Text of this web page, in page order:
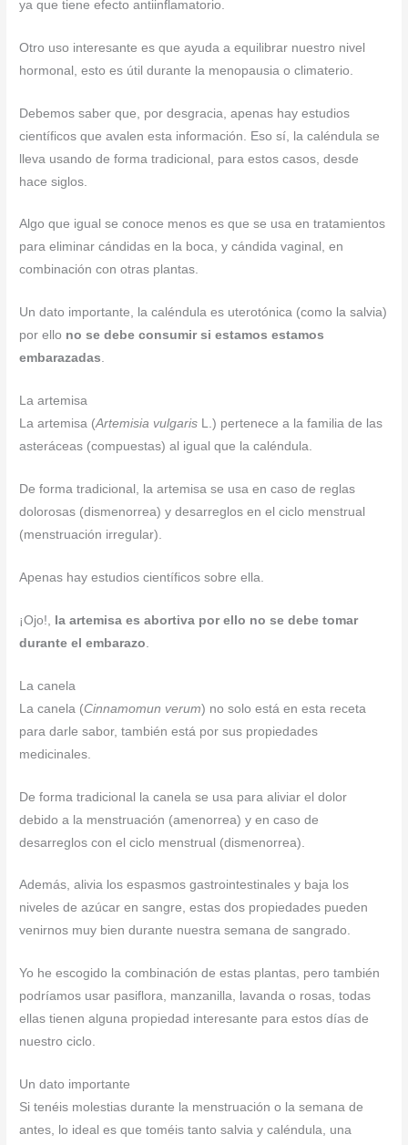
ya que tiene efecto antiinflamatorio.
Otro uso interesante es que ayuda a equilibrar nuestro nivel
hormonal, esto es útil durante la menopausia o climaterio.
Debemos saber que, por desgracia, apenas hay estudios
científicos que avalen esta información. Eso sí, la caléndula se
lleva usando de forma tradicional, para estos casos, desde
hace siglos.
Algo que igual se conoce menos es que se usa en tratamientos
para eliminar cándidas en la boca, y cándida vaginal, en
combinación con otras plantas.
Un dato importante, la caléndula es uterotónica (como la salvia)
por ello no se debe consumir si estamos estamos
embarazadas.
La artemisa
La artemisa (Artemisia vulgaris L.) pertenece a la familia de las
asteráceas (compuestas) al igual que la caléndula.
De forma tradicional, la artemisa se usa en caso de reglas
dolorosas (dismenorrea) y desarreglos en el ciclo menstrual
(menstruación irregular).
Apenas hay estudios científicos sobre ella.
¡Ojo!,
la artemisa es abortiva por ello no se debe tomar
durante el embarazo
La canela
La canela (Cinnamomun verum) no solo está en esta receta
para darle sabor, también está por sus propiedades
medicinales.
De forma tradicional la canela se usa para aliviar el dolor
debido a la menstruación (amenorrea) y en caso de
desarreglos con el ciclo menstrual (dismenorrea).
Además, alivia los espasmos gastrointestinales y baja los
niveles de azúcar en sangre, estas dos propiedades pueden
venirnos muy bien durante nuestra semana de sangrado.
Yo he escogido la combinación de estas plantas, pero también
podríamos usar pasiflora, manzanilla, lavanda o rosas, todas
ellas tienen alguna propiedad interesante para estos días de
nuestro ciclo.
Un dato importante
Si tenéis molestias durante la menstruación o la semana de
antes, lo ideal es que toméis tanto salvia y caléndula, una